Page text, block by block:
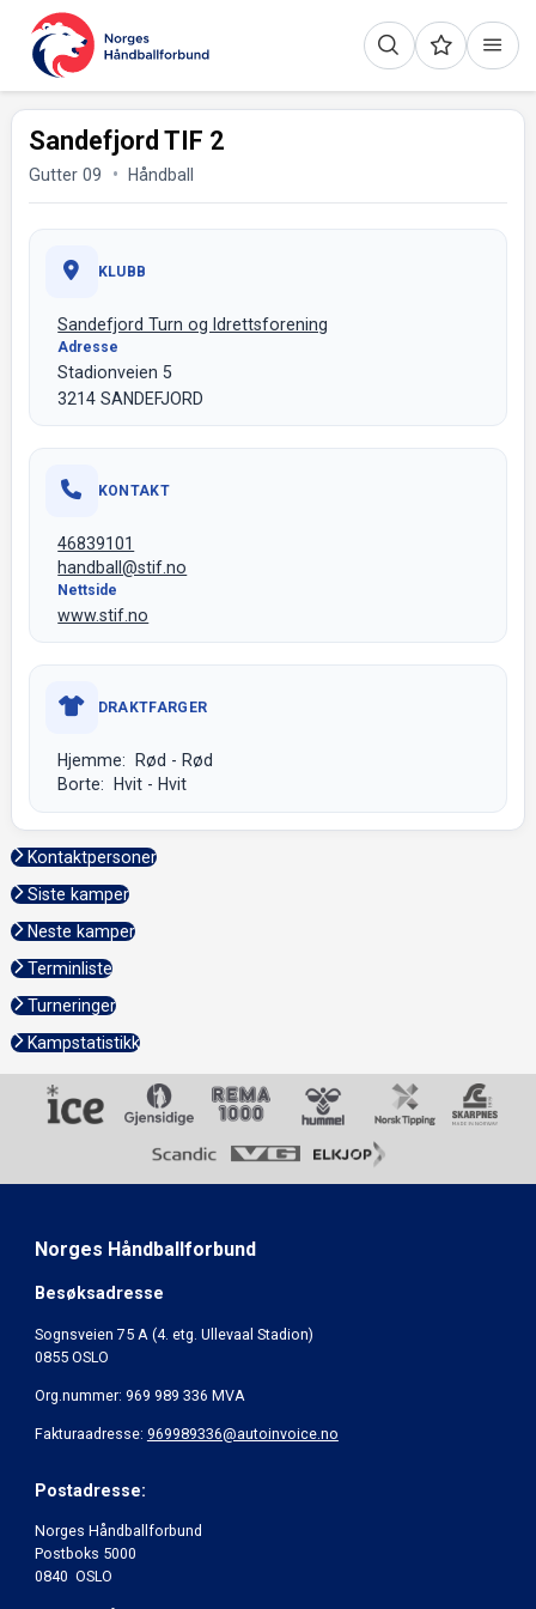
Sandefjord TIF 2
Gutter 09 Håndball
KLUBB
Sandefjord Turn og Idrettsforening
Adresse
Stadionveien 5
3214 SANDEFJORD
KONTAKT
46839101
handball@stif.no
Nettside
www.stif.no
DRAKTFARGER
Hjemme: Rød - Rød
Borte: Hvit - Hvit
Kontaktpersoner
Siste kamper
Neste kamper
Terminliste
Turneringer
Kampstatistikk
Norges Håndballforbund
Besøksadresse
Sognsveien 75 A (4. etg. Ullevaal Stadion)
0855 OSLO
Org.nummer: 969 989 336 MVA
Fakturaadresse: 969989336@autoinvoice.no
Postadresse:
Norges Håndballforbund
Postboks 5000
0840 OSLO